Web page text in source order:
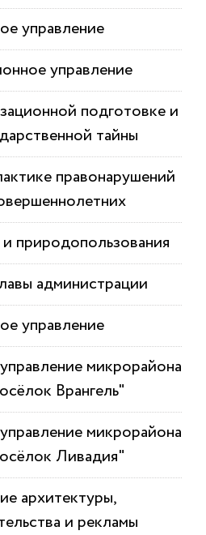
управление
управление
подготовке и
тайны
правонарушений
природопользования
администрации
управление
микрорайона
Врангель"
микрорайона
Ливадия"
архитектуры,
и рекламы